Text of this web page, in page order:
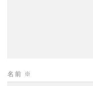
名前 ※